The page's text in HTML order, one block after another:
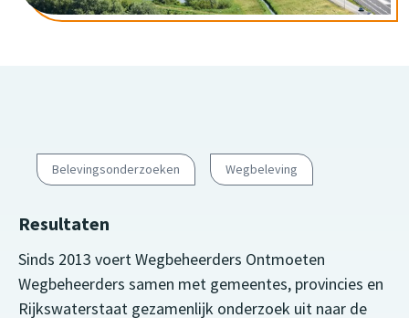
Belevingsonderzoeken Wegbeleving
Resultaten
Sinds 2013 voert Wegbeheerders Ontmoeten
Wegbeheerders samen met gemeentes, provincies en
Rijkswaterstaat gezamenlijk onderzoek uit naar de